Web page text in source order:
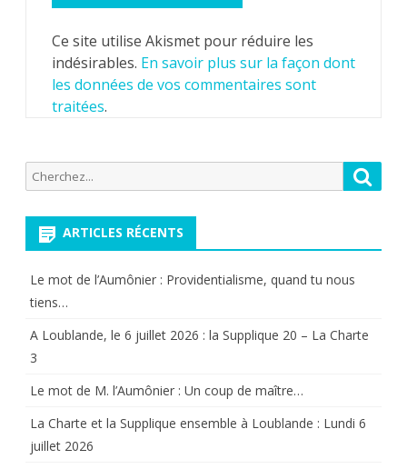
Ce site utilise Akismet pour réduire les
indésirables. En savoir plus sur la façon dont
les données de vos commentaires sont
traitées.
Recherche
pour:
ARTICLES RÉCENTS
Le mot de l’Aumônier : Providentialisme, quand tu nous
tiens…
A Loublande, le 6 juillet 2026 : la Supplique 20 – La Charte
3
Le mot de M. l’Aumônier : Un coup de maître…
La Charte et la Supplique ensemble à Loublande : Lundi 6
juillet 2026